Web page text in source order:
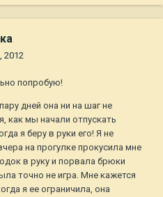
2012
попробую!
дней она ни на шаг не
как мы начали отпускать
я беру в руки его! Я не
на прогулке прокусила мне
в руку и порвала брюки
точно не игра. Мне кажется
я ее ограничила, она